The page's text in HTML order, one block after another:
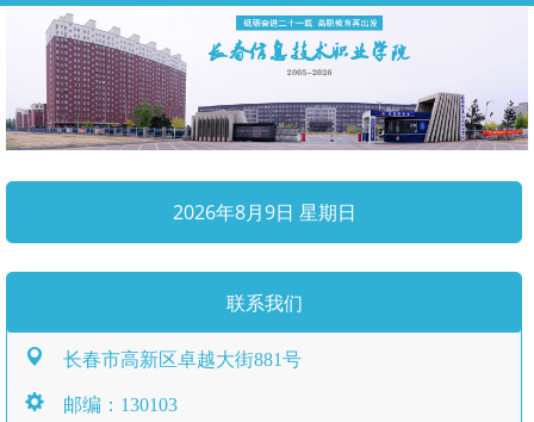
2026年8月9日 星期日
联系我们
长春市高新区卓越大街881号
邮编：130103